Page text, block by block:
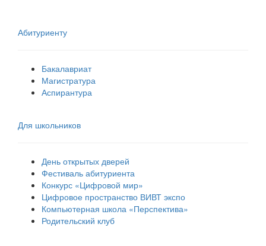
Абитуриенту
Бакалавриат
Магистратура
Аспирантура
Для школьников
День открытых дверей
Фестиваль абитуриента
Конкурс «Цифровой мир»
Цифровое пространство ВИВТ экспо
Компьютерная школа «Перспектива»
Родительский клуб